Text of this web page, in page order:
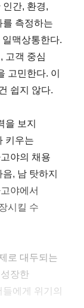
인간, 환경,
를 측정하는
일맥상통한다.
고객 중심
고민한다. 이
쉽지 않다.
을 보지
키우는
야의 채용
, 남 탓하지
야에서
시킬 수
로 대두되는
장한
에게 위기의